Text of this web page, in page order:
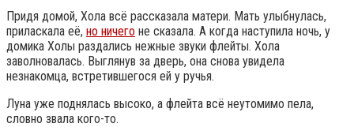
Придя домой, Хола всё рассказала матери. Мать улыбнулась,
приласкала её, но ничего не сказала. А когда наступила ночь, у
домика Холы раздались нежные звуки флейты. Хола
заволновалась. Выглянув за дверь, она снова увидела
незнакомца, встретившегося ей у ручья.
Луна уже поднялась высоко, а флейта всё неутомимо пела,
словно звала кого-то.